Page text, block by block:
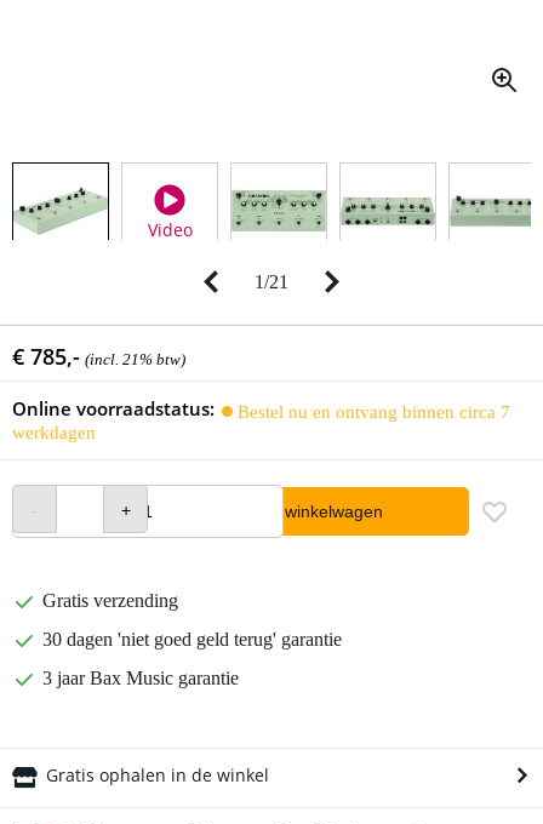
Video
1/21
€ 785,- (incl. 21% btw)
Online voorraadstatus:
Bestel nu en ontvang binnen circa 7
werkdagen
In winkelwagen
Gratis verzending
30 dagen 'niet goed geld terug' garantie
3 jaar Bax Music garantie
Gratis ophalen in de winkel